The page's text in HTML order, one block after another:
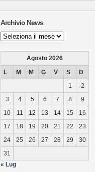
Archivio News
Archivio
News
Agosto 2026
L
M M G V S
D
1
2
3
4 5 6 7 8
9
10
11 12 13 14 15
16
17
18 19 20 21 22
23
24
25 26 27 28 29
30
31
« Lug